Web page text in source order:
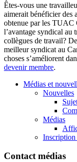
Êtes-vous une
aimerait bénéficier des
obtenue par les TUAC
l’avantage syndical au
collègues de travail?
meilleur syndicat au
choses s’améliorent
devenir membre.
Médias et
Nouvelles
Médias
Inscription
Contact médias